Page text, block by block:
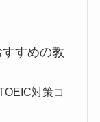
すめの教
対策コ